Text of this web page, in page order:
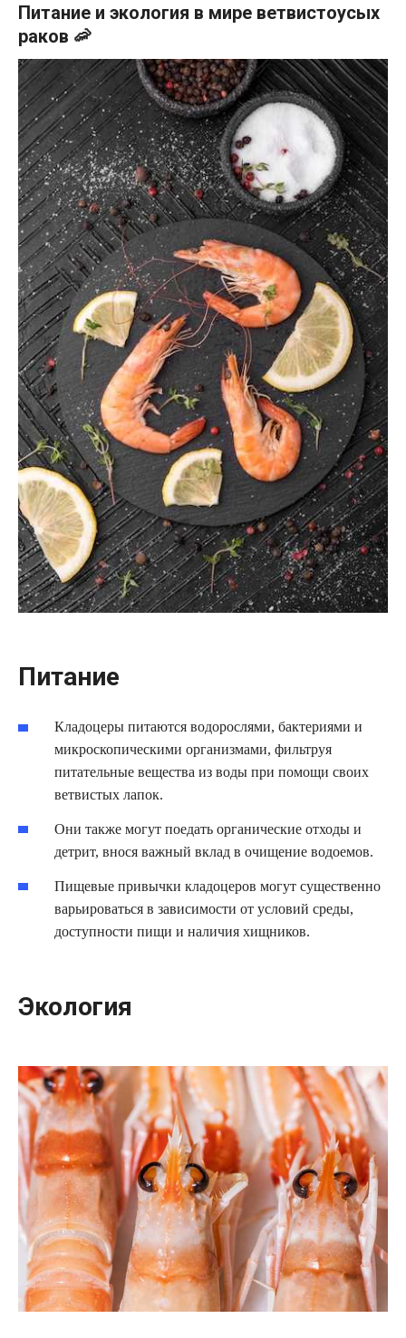
Питание и экология в мире ветвистоусых
раков 🦐
Питание
Кладоцеры питаются водорослями, бактериями и
микроскопическими организмами, фильтруя
питательные вещества из воды при помощи своих
ветвистых лапок.
Они также могут поедать органические отходы и
детрит, внося важный вклад в очищение водоемов.
Пищевые привычки кладоцеров могут существенно
варьироваться в зависимости от условий среды,
доступности пищи и наличия хищников.
Экология